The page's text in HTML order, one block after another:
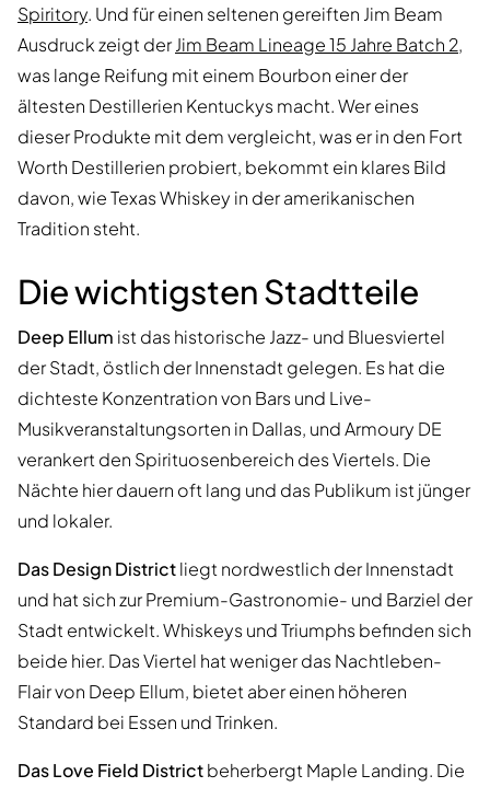
Spiritory. Und für einen seltenen gereiften Jim Beam
Ausdruck zeigt der Jim Beam Lineage 15 Jahre Batch 2,
was lange Reifung mit einem Bourbon einer der
ältesten Destillerien Kentuckys macht. Wer eines
dieser Produkte mit dem vergleicht, was er in den Fort
Worth Destillerien probiert, bekommt ein klares Bild
davon, wie Texas Whiskey in der amerikanischen
Tradition steht.
Die wichtigsten Stadtteile
Deep Ellum ist das historische Jazz- und Bluesviertel
der Stadt, östlich der Innenstadt gelegen. Es hat die
dichteste Konzentration von Bars und Live-
Musikveranstaltungsorten in Dallas, und Armoury DE
verankert den Spirituosenbereich des Viertels. Die
Nächte hier dauern oft lang und das Publikum ist jünger
und lokaler.
Das Design Districtliegt nordwestlich der Innenstadt
und hat sich zur Premium-Gastronomie- und Barziel der
Stadt entwickelt. Whiskeys und Triumphs befinden sich
beide hier. Das Viertel hat weniger das Nachtleben-
Flair von Deep Ellum, bietet aber einen höheren
Standard bei Essen und Trinken.
Das Love Field Districtbeherbergt Maple Landing. Die